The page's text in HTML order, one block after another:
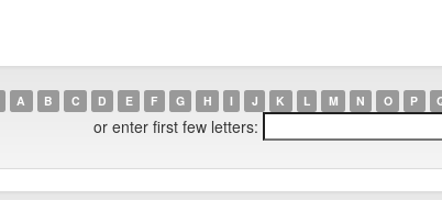
A B C D E F G H I J K L M N O P
or enter first few letters: